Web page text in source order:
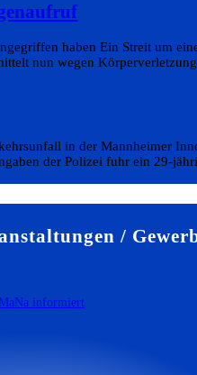
haben Ein Streit um
nun wegen
in der Mannheimer
der Polizei fuhr ein 29-
/